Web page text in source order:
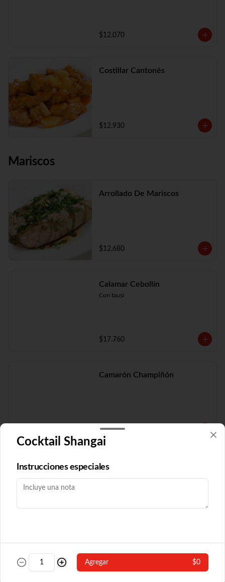
$12.070
Costillar Cantonés
$12.930
Mariscos
Arrollado De Mariscos
$12.680
Calamar Cebollín
Con tausí
$17.760
Camarón Champiñón
$19.210
Camarón Fuyón
Con algas y champiñón
Cocktail Shangai
Instrucciones especiales
Agregar $0